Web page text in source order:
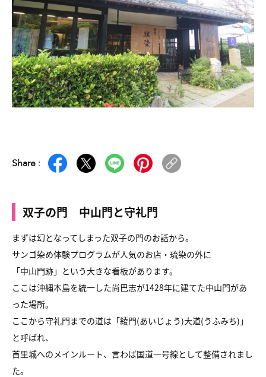
Share :
双子の門 中山門と守礼門
まずは幻となってしまった双子の門のお話から。
サンゴ染め体験プログラムが人気のお店・琉染の外に
「中山門跡」という大きな看板があります。
ここは沖縄本島を統一した尚巴志が1428年に建てた中山門があ
った場所。
ここから守礼門までの道は「綾門(あいじょう)大道(うふみち)」
と呼ばれ、
首里城へのメインルート、言わば国道一号線として整備されまし
た。